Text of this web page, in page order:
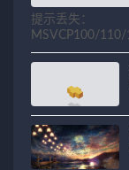
提示丢失：
MSVCP100/
关问题解决方法